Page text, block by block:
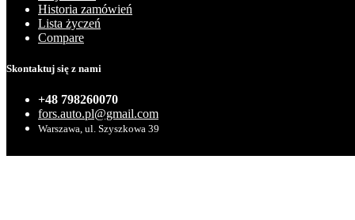
Historia zamówień
Lista życzeń
Compare
Skontaktuj się z nami
+48 798260070
fors.auto.pl@gmail.com
Warszawa, ul. Szyszkowa 39